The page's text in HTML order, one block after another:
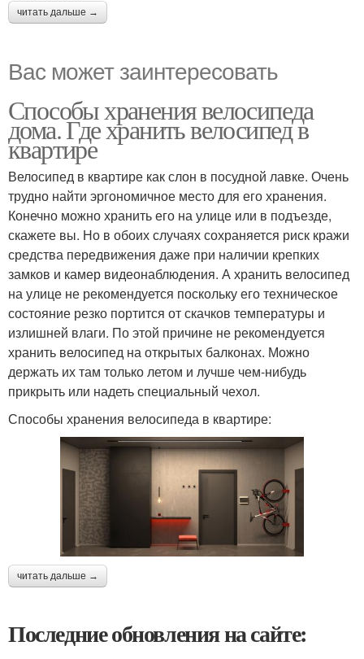
читать дальше →
Вас может заинтересовать
Способы хранения велосипеда
дома. Где хранить велосипед в
квартире
Велосипед в квартире как слон в посудной лавке. Очень
трудно найти эргономичное место для его хранения.
Конечно можно хранить его на улице или в подъезде,
скажете вы. Но в обоих случаях сохраняется риск кражи
средства передвижения даже при наличии крепких
замков и камер видеонаблюдения. А хранить велосипед
на улице не рекомендуется поскольку его техническое
состояние резко портится от скачков температуры и
излишней влаги. По этой причине не рекомендуется
хранить велосипед на открытых балконах. Можно
держать их там только летом и лучше чем-нибудь
прикрыть или надеть специальный чехол.
Способы хранения велосипеда в квартире:
читать дальше →
Последние обновления на сайте: